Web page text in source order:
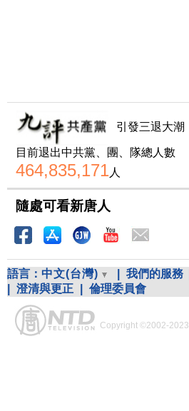
引發三退大潮
目前退出中共黨、團、隊總人數
464,835,171人
隨處可看新唐人
語言： 中文(台灣) 我們的服務
澄清與更正 倫理委員會
Copyright ©2002-2023